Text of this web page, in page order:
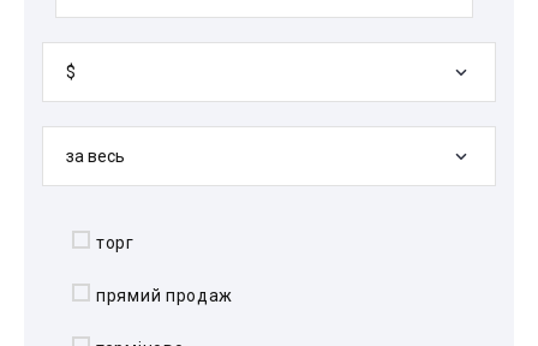
$
за весь
торг
прямий продаж